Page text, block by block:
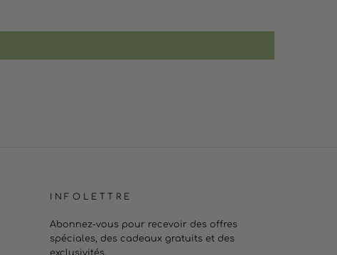
INFOLETTRE
Abonnez-vous pour recevoir des offres
spéciales, des cadeaux gratuits et des
exclusivités.